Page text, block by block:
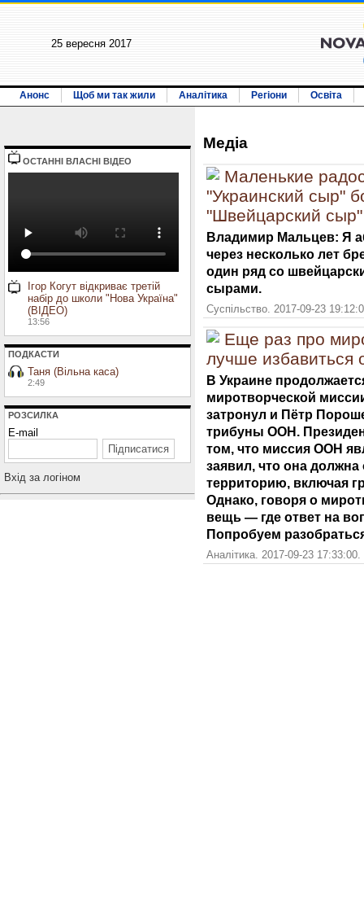
25 вересня 2017
Анонс Щоб ми так жили Аналітика Регіони Освіта
ОСТАННI ВЛАСНI ВIДЕО
Ігор Когут відкриває третій
набір до школи "Нова Україна"
(ВІДЕО)
13:56
ПОДКАСТИ
Таня (Вільна каса)
2:49
РОЗСИЛКА
E-mail
Вхiд за логiном
Медiа
Маленькие
"Украинский сыр"
"Швейцарский
Владимир Мальцев: Я
через несколько лет
один ряд со
сырами.
Суспільство. 2017-09-23
Еще раз про
лучше избавиться
В Украине
миротворческой
затронул и Пётр
трибуны ООН.
том, что миссия ООН
заявил, что она
территорию, включая
Однако, говоря о
вещь — где ответ на
Попробуем
Аналітика. 2017-09-23